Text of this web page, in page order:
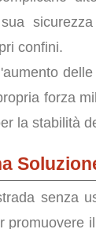
confini.
delle
forza
la stabilità
senza
promuovere il